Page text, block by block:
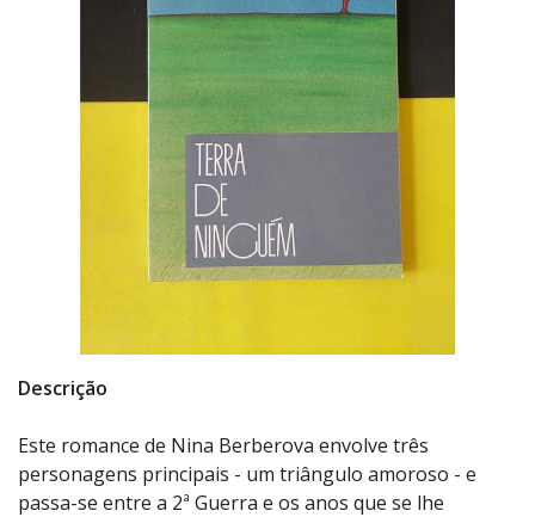
Descrição
Este romance de Nina Berberova envolve três
personagens principais - um triângulo amoroso - e
passa-se entre a 2ª Guerra e os anos que se lhe